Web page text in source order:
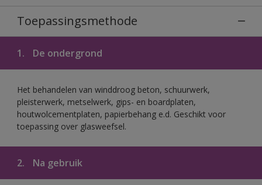
Toepassingsmethode
1. De ondergrond
Het behandelen van winddroog beton, schuurwerk,
pleisterwerk, metselwerk, gips- en boardplaten,
houtwolcementplaten, papierbehang e.d. Geschikt voor
toepassing over glasweefsel.
2. Na gebruik